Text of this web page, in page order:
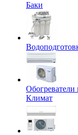
Баки
Обогреватели
Климат